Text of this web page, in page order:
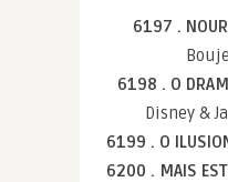
6197 .
6198 . O
Disney &
6199 . O
6200 . MAIS